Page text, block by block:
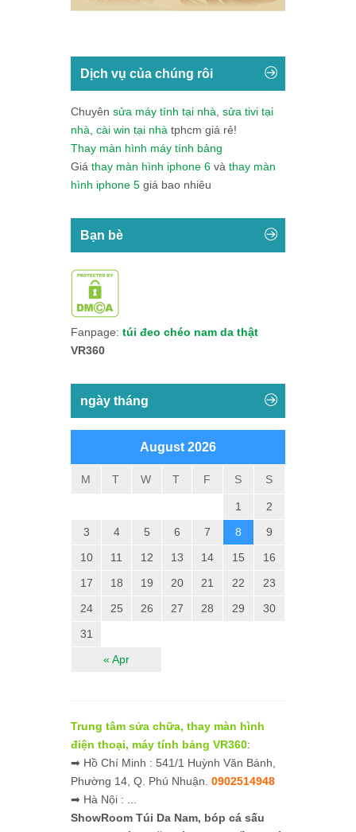
Dịch vụ của chúng rôi
Chuyên sửa máy tính tại nhà sửa tivi tại
nhà cài win tại nhà tphcm giá rẻ!
Thay màn hình máy tính bảng
Giá thay màn hình iphone 6 và thay màn
hình iphone 5 giá bao nhiêu
Bạn bè
Fanpage: túi đeo chéo nam da thật
VR360
ngày tháng
August 2026
M T W T F S S
« Apr
1
2
3
4 5 6 7 8
9
10
11 12 13 14 15
16
17
18 19 20 21 22
23
24
25 26 27 28 29
30
31
Trung tâm sửa chữa, thay màn hình
điện thoại, máy tính bảng VR360:
➡ Hồ Chí Minh : 541/1 Huỳnh Văn Bánh,
Phường 14, Q. Phú Nhuận. 0902514948
➡ Hà Nội : ...
ShowRoom Túi Da Nam, bóp cá sấu